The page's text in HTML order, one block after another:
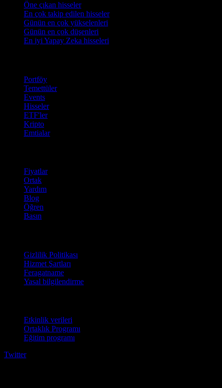
Öne çıkan hisseler
En çok takip edilen hisseler
Günün en çok yükselenleri
Günün en çok düşenleri
En iyi Yapay Zeka hisseleri
Portföy
Temettüler
Events
Hisseler
ETF'ler
Kripto
Emtialar
Fiyatlar
Ortak
Yardım
Blog
Öğren
Basın
Gizlilik Politikası
Hizmet Şartları
Feragatname
Yasal bilgilendirme
Etkinlik verileri
Ortaklık Programı
Eğitim programı
Twitter